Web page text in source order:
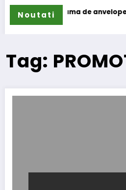
Noutati
extinde gama de anvelope
Tag: